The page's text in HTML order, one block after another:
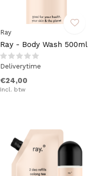
Ray
Ray - Body Wash 500ml
Deliverytime
€24,00
Incl. btw